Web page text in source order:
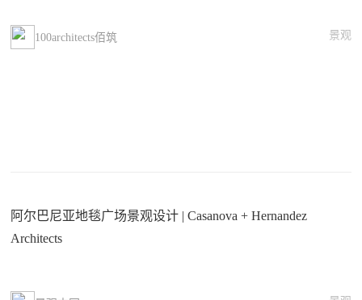
100architects佰筑 景观
阿尔巴尼亚地毯广场景观设计 | Casanova + Hernandez
Architects